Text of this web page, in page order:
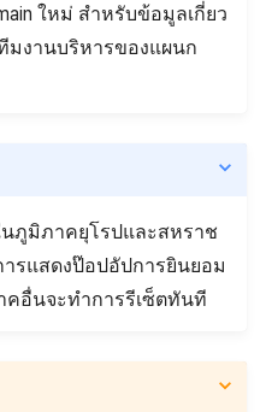
ใหม่ สำหรับข้อมูลเกี่ยว
มงานบริหารของแผนก
นภูมิภาคยุโรปและสหราช
ารแสดงป๊อปอัปการยินยอม
คอื่นจะทำการรีเซ็ตทันที